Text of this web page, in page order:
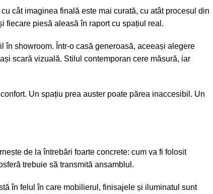
cât imaginea finală este mai curată, cu atât procesul din
fiecare piesă aleasă în raport cu spațiul real.
în showroom. Într-o casă generoasă, aceeași alegere
scară vizuală. Stilul contemporan cere măsură, iar
Un spațiu prea auster poate părea inaccesibil. Un
de la întrebări foarte concrete: cum va fi folosit
trebuie să transmită ansamblul.
în felul în care mobilierul, finisajele și iluminatul sunt